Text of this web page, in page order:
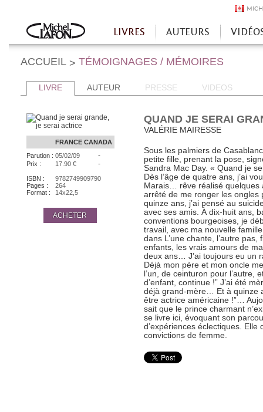
Accueil
LIVRES AUTEURS
ACCUEIL > TÉMOIGNAGES / MÉMOIRES
LIVRE AUTEUR PRESSE VIDEOS
FRANCE CANADA
Parution : 05/02/09 -
Prix : 17.90 € -
ISBN :
9782749909790
Pages :
264
Format :
14x22,5
ACHETER
QUAND JE SERAI
VALÉRIE MAIRESSE
Sous les palmiers de
petite fille, prenant la pose,
Sandra Mac Day. « Quand je
Dès l’âge de quatre ans, j’ai
Marais… rêve réalisé quelques
arrêté de me ronger les
quinze ans, j’ai pensé au
avec ses amis. À dix-huit ans,
conventions bourgeoises, je
travail, avec ma nouvelle
dans L’une chante, l’autre pas,
enfants, les vrais amours de
deux ans… J’ai toujours eu un
Déjà mon père et mon oncle
l’un, de ceinturon pour l’autre,
d’enfant, continue !” J’ai été
déjà grand-mère… Et à quinze
être actrice américaine !”…
sait que le prince charmant
se livre ici, évoquant son
d’expériences éclectiques.
convictions de femme.